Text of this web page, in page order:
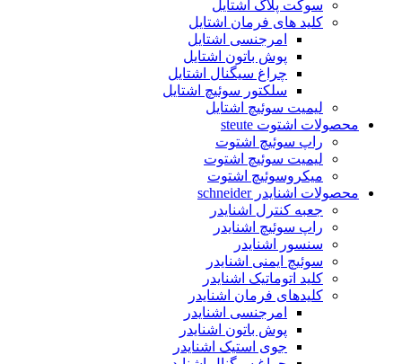
سوکت پلاگ اشتایل
کلید های فرمان اشتایل
امرجنسی اشتایل
پوش باتون اشتایل
چراغ سیگنال اشتایل
سلکتور سوئیچ اشتایل
لیمیت سوئیچ اشتایل
محصولات اشتوت steute
راپ سوئیچ اشتوت
لیمیت سوئیچ اشتوت
میکروسوئیچ اشتوت
محصولات اشنایدر schneider
جعبه کنترل اشنایدر
راپ سوئیچ اشنایدر
سنسور اشنایدر
سوئیچ ایمنی اشنایدر
کلید اتوماتیک اشنایدر
کلیدهای فرمان اشنایدر
امرجنسی اشنایدر
پوش باتون اشنایدر
جوی استیک اشنایدر